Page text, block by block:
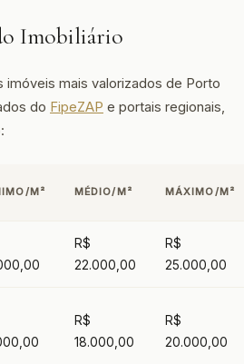
Imobiliário
imóveis mais valorizados de Porto
do FipeZAP e portais regionais,
M² MÉDIO/M² MÁXIMO/M²
R$
22.000,00
R$
25.000,00
R$
18.000,00
R$
20.000,00